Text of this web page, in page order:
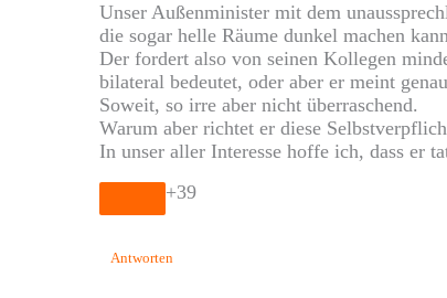
Unser Außenminister mit dem
die sogar helle Räume dunkel machen
Der fordert also von seinen Kollegen
bilateral bedeutet, oder aber er meint
Soweit, so irre aber nicht überraschend.
Warum aber richtet er diese
In unser aller Interesse hoffe ich, dass er
+39
Antworten